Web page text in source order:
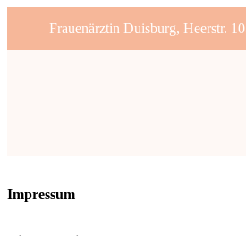
Frauenärztin Duisburg, Heerstr.
Impressum